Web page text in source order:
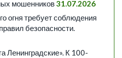
мошенников31.07.2026
огня требует соблюдения
безопасности.
Ленинградские». К 100-